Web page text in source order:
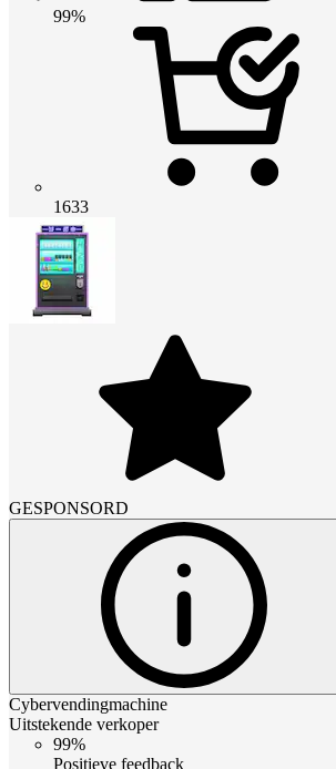
99%
1633
GESPONSORD
Cybervendingmachine
Uitstekende verkoper
99%
Positieve feedback